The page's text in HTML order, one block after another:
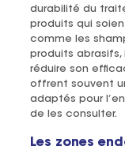
durabilité du
produits qui
comme les
produits
réduire son
offrent souvent
adaptés pour
de les consulter.
Les zones